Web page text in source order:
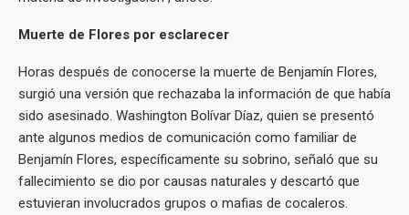
Muerte de Flores por esclarecer
Horas después de conocerse la muerte de Benjamín Flores,
surgió una versión que rechazaba la información de que había
sido asesinado. Washington Bolívar Díaz, quien se presentó
ante algunos medios de comunicación como familiar de
Benjamín Flores, específicamente su sobrino, señaló que su
fallecimiento se dio por causas naturales y descartó que
estuvieran involucrados grupos o mafias de cocaleros.